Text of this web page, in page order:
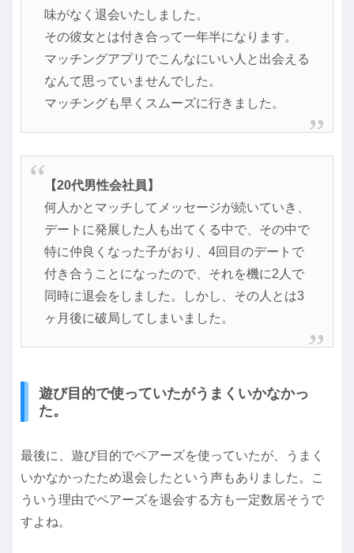
味がなく退会いたしました。
その彼女とは付き合って一年半になります。
マッチングアプリでこんなにいい人と出会える
なんて思っていませんでした。
マッチングも早くスムーズに行きました。
【20代男性会社員】
何人かとマッチしてメッセージが続いていき、
デートに発展した人も出てくる中で、その中で
特に仲良くなった子がおり、4回目のデートで
付き合うことになったので、それを機に2人で
同時に退会をしました。しかし、その人とは3
ヶ月後に破局してしまいました。
遊び目的で使っていたがうまくいかなかっ
た。
最後に、遊び目的でペアーズを使っていたが、うまく
いかなかったため退会したという声もありました。こ
ういう理由でペアーズを退会する方も一定数居そうで
すよね。